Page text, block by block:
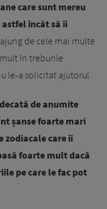
care sunt mereu
încât să îi
de cele mai multe
în treburile
le-a solicitat ajutorul.
de anumite
șanse foarte mari
zodiacale careîi
foarte mult dacă
pe care le fac pot